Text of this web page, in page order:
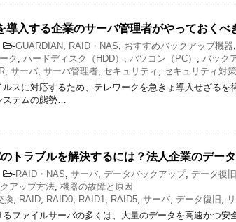
導入する企業のサーバ管理者がやっておくべ
-GUARDIAN, RAID・NAS, おすすめバックアップ機器,
ク, ハードディスク（HDD） , パソコン（PC） , バック
, サーバ, サーバ管理者, セキュリティ , セキュリティ対策
スに対応するため、テレワークを急きょ導入せざるを
ステムの態勢…
トラブルを解決するには？法人企業のデー
-RAID・NAS, サーバ, データバックアップ, データ復旧
アップ方法, 機器の故障と原因
換, RAID, RAID0, RAID1, RAID5, サーバ, データ復旧 ,
ファイルサーバの多くは、大量のデータを高速かつ安